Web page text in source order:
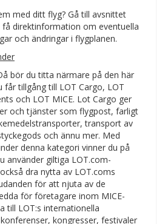
med ditt flyg? Gå till avsnittet
få direktinformation om eventuella
och ändringar i flygplanen.
bör du titta närmare på den här
tillgång till LOT Cargo, LOT
och LOT MICE. Lot Cargo ger
och tjänster som flygpost, farligt
transport av
och ännu mer. Med
denna kategori vinner du på
använder giltiga LOT.com-
dra nytta av LOT.coms
för att njuta av de
för företagare inom MICE-
till LOT:s internationella
kongresser, festivaler